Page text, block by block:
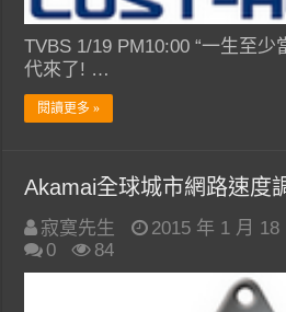
TVBS 1/19 PM10:00 “一生至少
代來了! …
閱讀更多 »
Akamai全球城市網路速度
寂寞先生 2015 年 1 月 18
0
84